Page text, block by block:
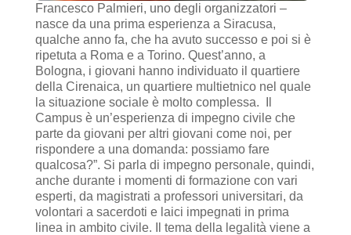
Francesco Palmieri, uno degli organizzatori –
nasce da una prima esperienza a Siracusa,
qualche anno fa, che ha avuto successo e poi si è
ripetuta a Roma e a Torino. Quest’anno, a
Bologna, i giovani hanno individuato il quartiere
della Cirenaica, un quartiere multietnico nel quale
la situazione sociale è molto complessa. Il
Campus è un’esperienza di impegno civile che
parte da giovani per altri giovani come noi, per
rispondere a una domanda: possiamo fare
qualcosa?”. Si parla di impegno personale, quindi,
anche durante i momenti di formazione con vari
esperti, da magistrati a professori universitari, da
volontari a sacerdoti e laici impegnati in prima
linea in ambito civile. Il tema della legalità viene a